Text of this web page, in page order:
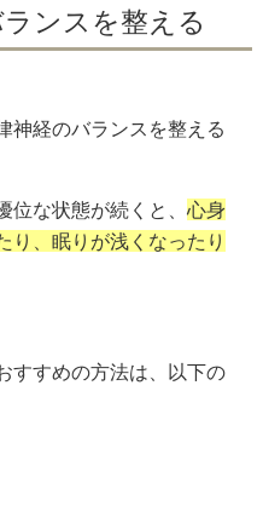
ンスを整える
神経のバランスを整える
位な状態が続くと、 心身
り、眠りが浅くなったり
すすめの方法は、以下の